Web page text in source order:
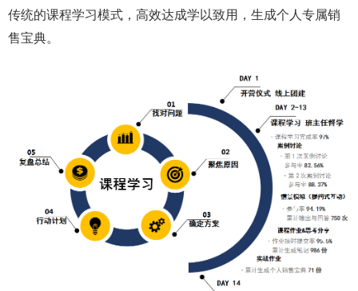
传统的课程学习模式，高效达成学以致用，生成个人专属销
售宝典。